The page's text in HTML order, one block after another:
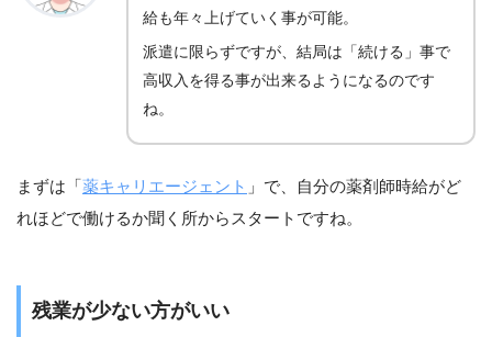
給も年々上げていく事が可能。
派遣に限らずですが、結局は「続ける」事で
高収入を得る事が出来るようになるのです
ね。
まずは「薬キャリエージェント 」で、自分の薬剤師時給がど
れほどで働けるか聞く所からスタートですね。
残業が少ない方がいい